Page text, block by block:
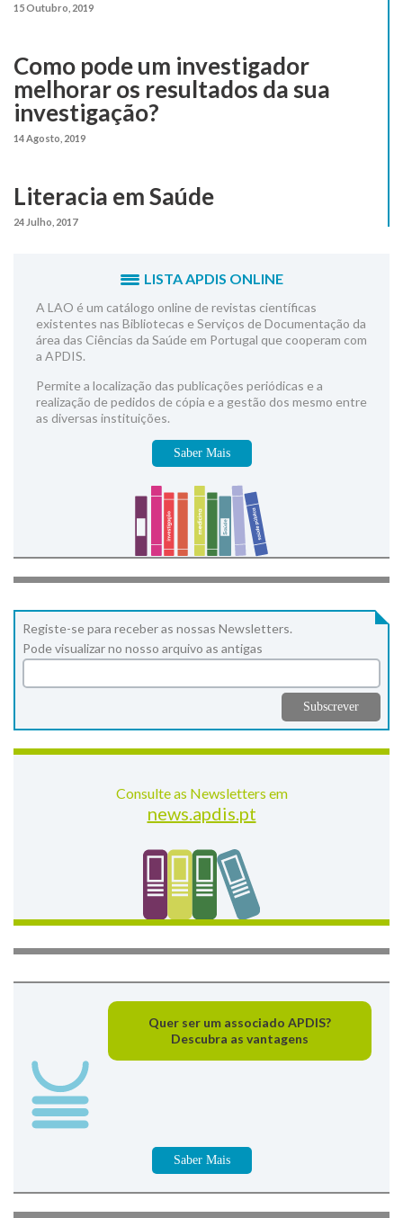
15 Outubro, 2019
Como pode um investigador
melhorar os resultados da sua
investigação?
14 Agosto, 2019
Literacia em Saúde
24 Julho, 2017
LISTA APDIS ONLINE
A LAO é um catálogo online de revistas científicas
existentes nas Bibliotecas e Serviços de Documentação da
área das Ciências da Saúde em Portugal que cooperam com
a APDIS.
Permite a localização das publicações periódicas e a
realização de pedidos de cópia e a gestão dos mesmo entre
as diversas instituições.
Saber Mais
Registe-se para receber as nossas Newsletters.
Pode visualizar no nosso arquivo as antigas
Consulte as Newsletters em
news.apdis.pt
Quer ser um associado APDIS?
Descubra as vantagens
Saber Mais